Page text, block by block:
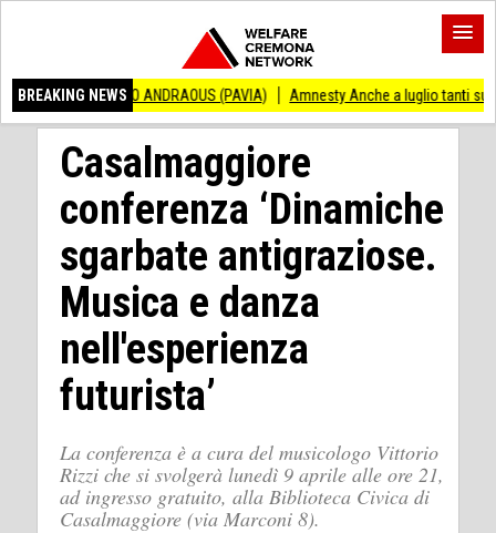
BREAKING NEWS
ANDRAOUS (PAVIA) Amnesty Anche a luglio tanti successi ed
Casalmaggiore
conferenza ‘Dinamiche
sgarbate antigraziose.
Musica e danza
nell'esperienza
futurista’
La conferenza è a cura del musicologo Vittorio
Rizzi che si svolgerà lunedì 9 aprile alle ore 21,
ad ingresso gratuito, alla Biblioteca Civica di
Casalmaggiore (via Marconi 8).